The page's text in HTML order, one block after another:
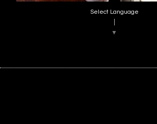
Select Language
▼